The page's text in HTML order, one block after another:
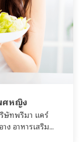
ศหญิง
ษัทพรีมา แคร์
ง อาหารเสริม...